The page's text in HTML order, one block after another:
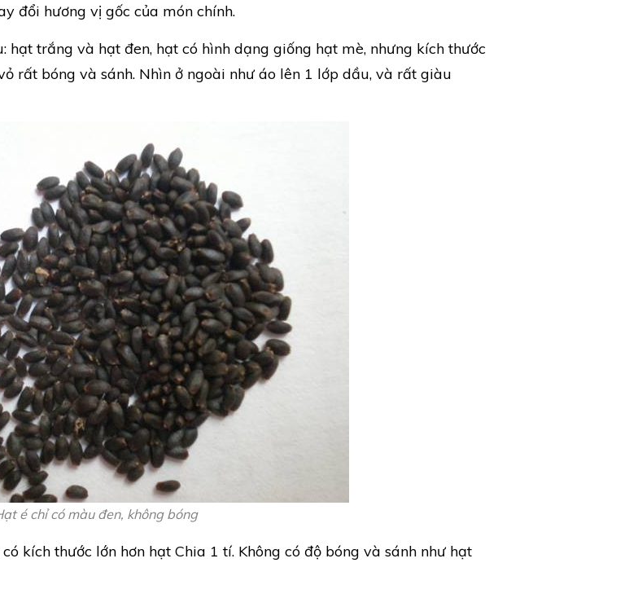
đổi hương vị gốc của món chính.
trắng và hạt đen, hạt có hình dạng giống hạt mè, nhưng kích thước
rất bóng và sánh. Nhìn ở ngoài như áo lên 1 lớp dầu, và rất giàu
é chỉ có màu đen, không bóng
kích thước lớn hơn hạt Chia 1 tí. Không có độ bóng và sánh như hạt